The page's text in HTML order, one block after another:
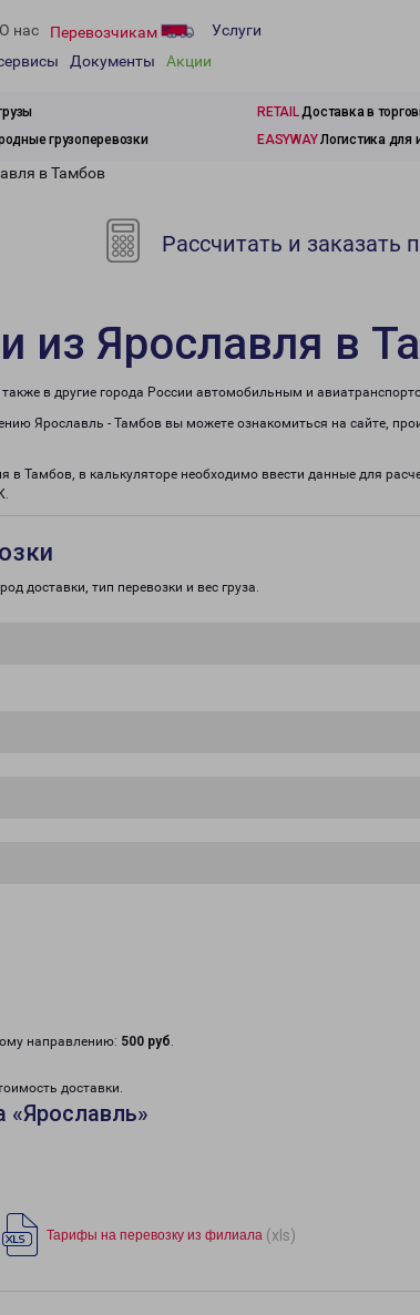
О нас Перевозчикам
Услуги
Документы Акции
RETAILДоставка в
грузоперевозки EASYWAYЛогистика для
в Тамбов
Рассчитать и заказать
из Ярославля в
в другие города России автомобильным и
Ярославль - Тамбов вы можете ознакомиться на сайте,
в Тамбов, в калькуляторе необходимо ввести данные для
доставки, тип перевозки и вес груза.
направлению: 500 руб.
доставки.
Тарифы на перевозку из филиала (xls)